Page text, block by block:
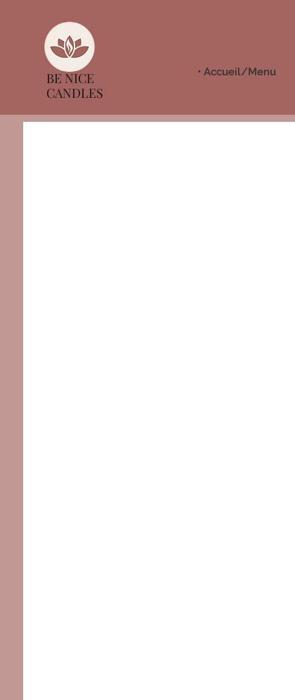
BE NICE
CANDLES
• Accueil/Menu